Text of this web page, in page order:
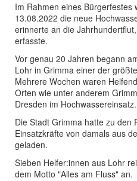
Im Rahmen eines Bürgerfestes
13.08.2022 die neue
erinnerte an die
erfasste.
Vor genau 20 Jahren begann
Lohr in Grimma einer der
Mehrere Wochen waren
Orten wie unter anderem
Dresden im Hochwassereinsatz.
Die Stadt Grimma hatte zu den
Einsatzkräfte von damals aus
geladen.
Sieben Helfer:innen aus Lohr
dem Motto "Alles am Fluss" an.